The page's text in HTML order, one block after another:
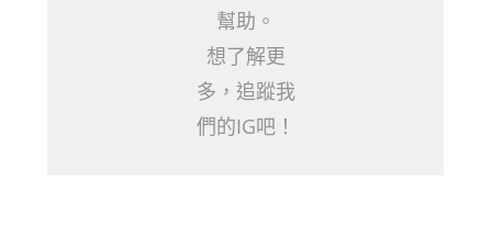
幫助。
想了解更
多，追蹤我
們的IG吧！